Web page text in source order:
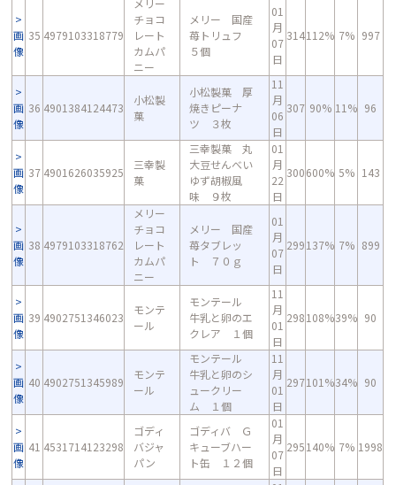
画
像
35 4979103318779
メリー
チョコ
レート
カムパ
ニー
メリー 国産
苺トリュフ
５個
01
月
07
日
314112% 7% 997
画
像
36 4901384124473
小松製
菓
小松製菓 厚
焼きピーナ
ツ ３枚
11
月
06
日
307 90% 11% 96
画
像
37 4901626035925
三幸製
菓
三幸製菓 丸
大豆せんべい
ゆず胡椒風
味 ９枚
01
月
22
日
300600% 5% 143
画
像
38 4979103318762
メリー
チョコ
レート
カムパ
ニー
メリー 国産
苺タブレッ
ト ７０ｇ
01
月
07
日
299137% 7% 899
画
像
39 4902751346023
モンテ
ール
モンテール
牛乳と卵のエ
クレア １個
11
月
01
日
298108%39% 90
画
像
40 4902751345989
モンテ
ール
モンテール
牛乳と卵のシ
ュークリー
ム １個
11
月
01
日
297101%34% 90
画
像
41 4531714123298
ゴディ
バジャ
パン
ゴディバ Ｇ
キューブハー
ト缶 １２個
01
月
07
日
295140% 7% 1998